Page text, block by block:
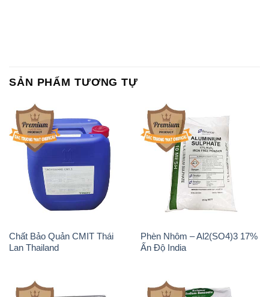
SẢN PHẨM TƯƠNG TỰ
Chất Bảo Quản CMIT Thái
Lan Thailand
Phèn Nhôm – Al2(SO4)3 17%
Ấn Độ India